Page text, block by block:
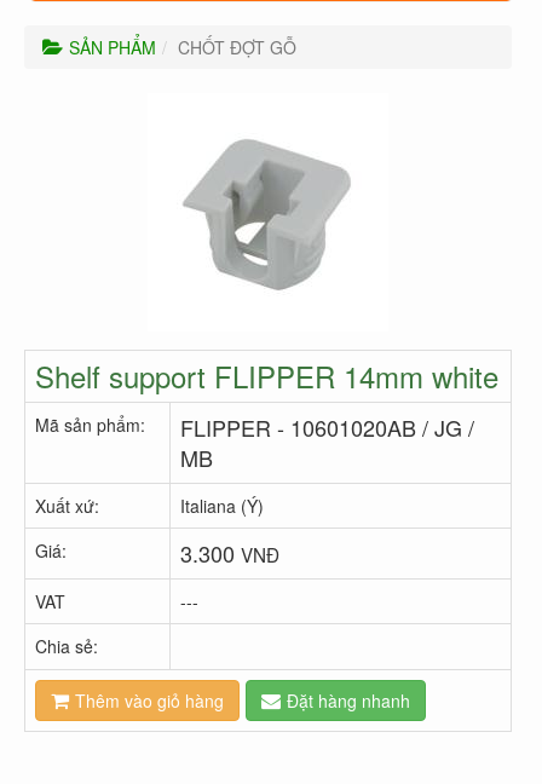
SẢN PHẨM CHỐT ĐỢT GỖ
Shelf support FLIPPER 14mm white
Mã sản phẩm:
FLIPPER - 10601020AB / JG /
MB
Xuất xứ:
Italiana (Ý)
Giá:
3.300 VNĐ
VAT
---
Chia sẻ:
Thêm vào giỏ hàng Đặt hàng nhanh